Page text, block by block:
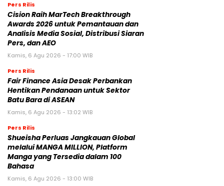
Pers Rilis
Cision Raih MarTech Breakthrough
Awards 2026 untuk Pemantauan dan
Analisis Media Sosial, Distribusi Siaran
Pers, dan AEO
Kamis, 6 Agu 2026 - 17:00 WIB
Pers Rilis
Fair Finance Asia Desak Perbankan
Hentikan Pendanaan untuk Sektor
Batu Bara di ASEAN
Kamis, 6 Agu 2026 - 13:02 WIB
Pers Rilis
Shueisha Perluas Jangkauan Global
melalui MANGA MILLION, Platform
Manga yang Tersedia dalam 100
Bahasa
Kamis, 6 Agu 2026 - 13:00 WIB